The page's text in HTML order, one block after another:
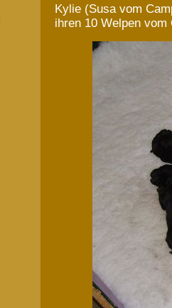
Kylie (Susa vom
ihren 10 Welpen vom